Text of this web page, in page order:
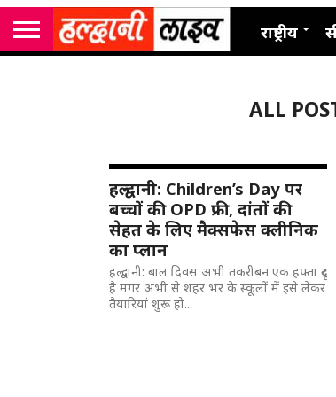
राष्ट्रीय
ALL
हल्द्वानी: Children’s Day पर
बच्चों की OPD फ्री, दांतों की
सेहत के लिए मैक्सफेस क्लीनिक
का प्लान
हल्द्वानी: बाल दिवस अभी तकरीबन एक हफ्ता दूर
है मगर अभी से शहर भर के स्कूलों में इसे लेकर
तैयारियां शुरू हो...